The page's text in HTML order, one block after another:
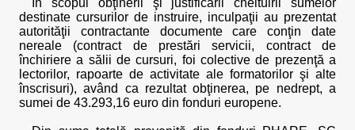
În scopul obţinerii şi justificării cheltuirii sumelor
destinate cursurilor de instruire, inculpaţii au prezentat
autorităţii contractante documente care conţin date
nereale (contract de prestări servicii, contract de
închiriere a sălii de cursuri, foi colective de prezenţă a
lectorilor, rapoarte de activitate ale formatorilor şi alte
înscrisuri), având ca rezultat obţinerea, pe nedrept, a
sumei de 43.293,16 euro din fonduri europene.